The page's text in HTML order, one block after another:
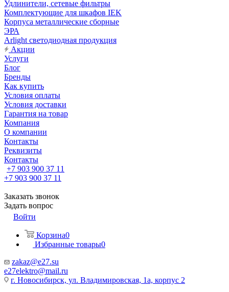
Удлинители, сетевые фильтры
Комплектующие для шкафов IEK
Корпуса металлические сборные
ЭРА
Arlight светодиодная продукция
Акции
Услуги
Блог
Бренды
Как купить
Условия оплаты
Условия доставки
Гарантия на товар
Компания
О компании
Контакты
Реквизиты
Контакты
+7 903 900 37 11
+7 903 900 37 11
Заказать звонок
Задать вопрос
Войти
Корзина0
Избранные товары0
zakaz@e27.su
e27elektro@mail.ru
г. Новосибирск, ул. Владимировская, 1а, корпус 2